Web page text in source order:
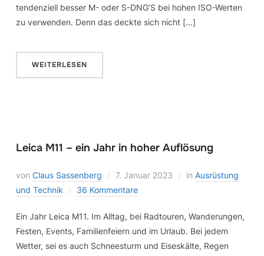
tendenziell besser M- oder S-DNG’S bei hohen ISO-Werten
zu verwenden. Denn das deckte sich nicht […]
WEITERLESEN
Leica M11 – ein Jahr in hoher Auflösung
von Claus Sassenberg 7. Januar 2023 in Ausrüstung
und Technik
36 Kommentare
Ein Jahr Leica M11. Im Alltag, bei Radtouren, Wanderungen,
Festen, Events, Familienfeiern und im Urlaub. Bei jedem
Wetter, sei es auch Schneesturm und Eiseskälte, Regen